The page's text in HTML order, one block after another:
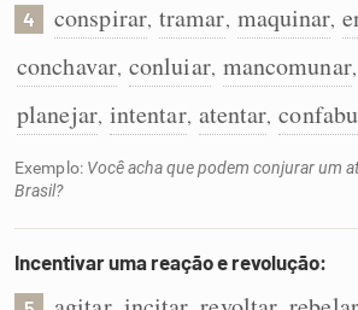
4 conspirar, tramar, maquinar,
conchavar, conluiar, mancomunar,
planejar, intentar, atentar,
Exemplo: Você acha que podem conjurar um
Brasil?
Incentivar uma reação e revolução: